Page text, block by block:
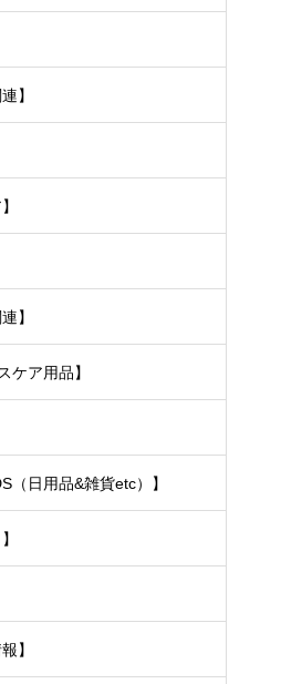
】
】
ケア用品】
（日用品&雑貨etc）】
】